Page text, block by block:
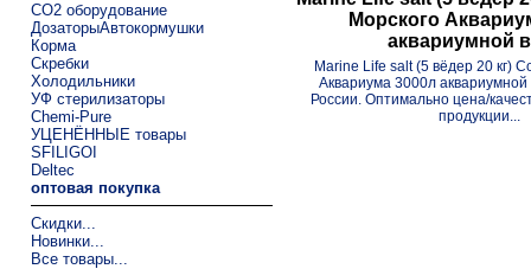
CO2 оборудование
ДозаторыАвтокормушки
Корма
Скребки
Холодильники
УФ стерилизаторы
Chemi-Pure
УЦЕНЁННЫЕ товары
SFILIGOI
Deltec
оптовая покупка
Скидки...
Новинки...
Все товары...
Морского
аквариумной
Marine Life salt (5 вёдер 20 кг)
Аквариума 3000л
России. Оптимально цена/
продукции...